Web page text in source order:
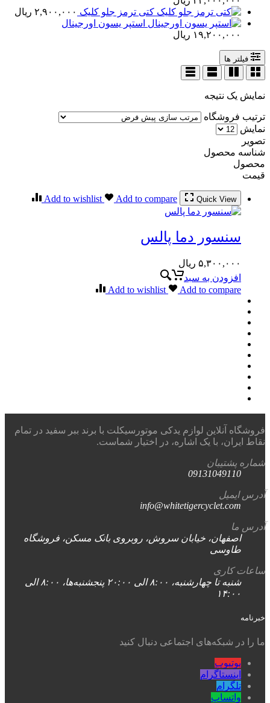
کتی ترمز جلو کلیک ۲,۹۰۰,۰۰۰ ریال
استپر یسون اورجینال
۱۹,۲۰۰,۰۰۰ ریال
فیلتر ها
نمایش یک نتیجه
ترتیب فروشگاه
نمایش
تصویر
شناسه محصول
محصول
قیمت
Quick View
Add to wishlist Add to compare
سنسور دما پالس
۵,۳۰۰,۰۰۰ ریال
افزودن به سبد
Add to wishlist
Add to compare
فروشگاه آنلاین لوازم یدکی موتورسیکلت با برند ببر سفید در تمام
نقاط ایران، با یک اشاره، در اختیار شماست.
شماره پشتیبان
09131049110
آدرس ایمیل
info@whitetigercyclet.com
آدرس ما
اصفهان، خیابان سروش، روبروی بانک مسکن، فروشگاه
طاوسی
ساعات کاری
شنبه تا چهارشنبه، ۸:۰۰ الی ۲۰:۰۰ پنجشنبه‌ها، ۸:۰۰ الی
۱۴:۰۰
خبرنامه
ما را در شبکه‌های اجتماعی دنبال کنید
یوتیوب
اینستاگرام
تلگرام
واتساپ